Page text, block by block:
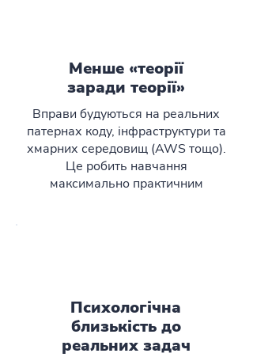
Менше «теорії
заради теорії»
Вправи будуються на реальних
патернах коду, інфраструктури та
хмарних середовищ (AWS тощо).
Це робить навчання
максимально практичним
Психологічна
близькість до
реальних задач